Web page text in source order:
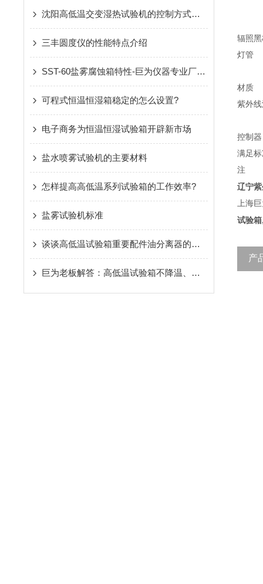
沈阳高低温交变湿热试验机的控制方式和安装场所
三丰圆度仪的性能特点介绍
SST-60盐雾腐蚀箱特性-巨为仪器专业厂家生产！
可程式恒温恒湿箱稳定的怎么设置?
电子商务为恒温恒湿试验箱开辟新市场
盐水喷雾试验机的主要材料
怎样提高高低温系列试验箱的工作效率?
盐雾试验机标准
谈谈高低温试验箱重要配件油分离器的作用
巨为老板解答：高低温试验箱不降温、降温慢应如何解决？
辐照
灯管
材质
紫外
控制器
满足
注
辽宁
上海
试验
产